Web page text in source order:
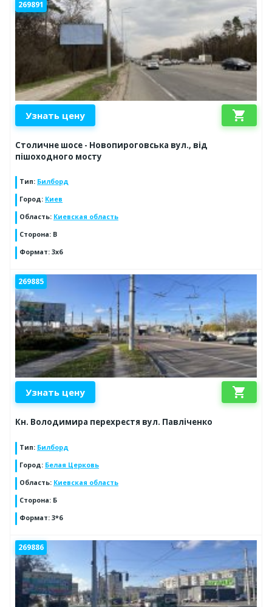
269891
Узнать цену shopping_cart
Столичне шосе - Новопироговська вул., від
пішоходного мосту
Тип: Билборд
Город: Киев
Область: Киевская область
Сторона: B
Формат: 3х6
269885
Узнать цену shopping_cart
Кн. Володимира перехрестя вул. Павліченко
Тип: Билборд
Город: Белая Церковь
Область: Киевская область
Сторона: Б
Формат: 3*6
269886